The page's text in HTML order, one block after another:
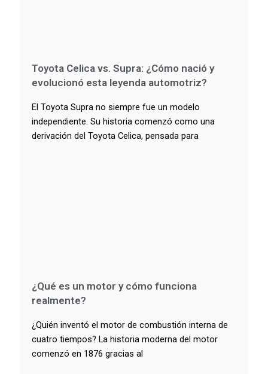
Toyota Celica vs. Supra: ¿Cómo nació y
evolucionó esta leyenda automotriz?
El Toyota Supra no siempre fue un modelo
independiente. Su historia comenzó como una
derivación del Toyota Celica, pensada para
¿Qué es un motor y cómo funciona
realmente?
¿Quién inventó el motor de combustión interna de
cuatro tiempos? La historia moderna del motor
comenzó en 1876 gracias al